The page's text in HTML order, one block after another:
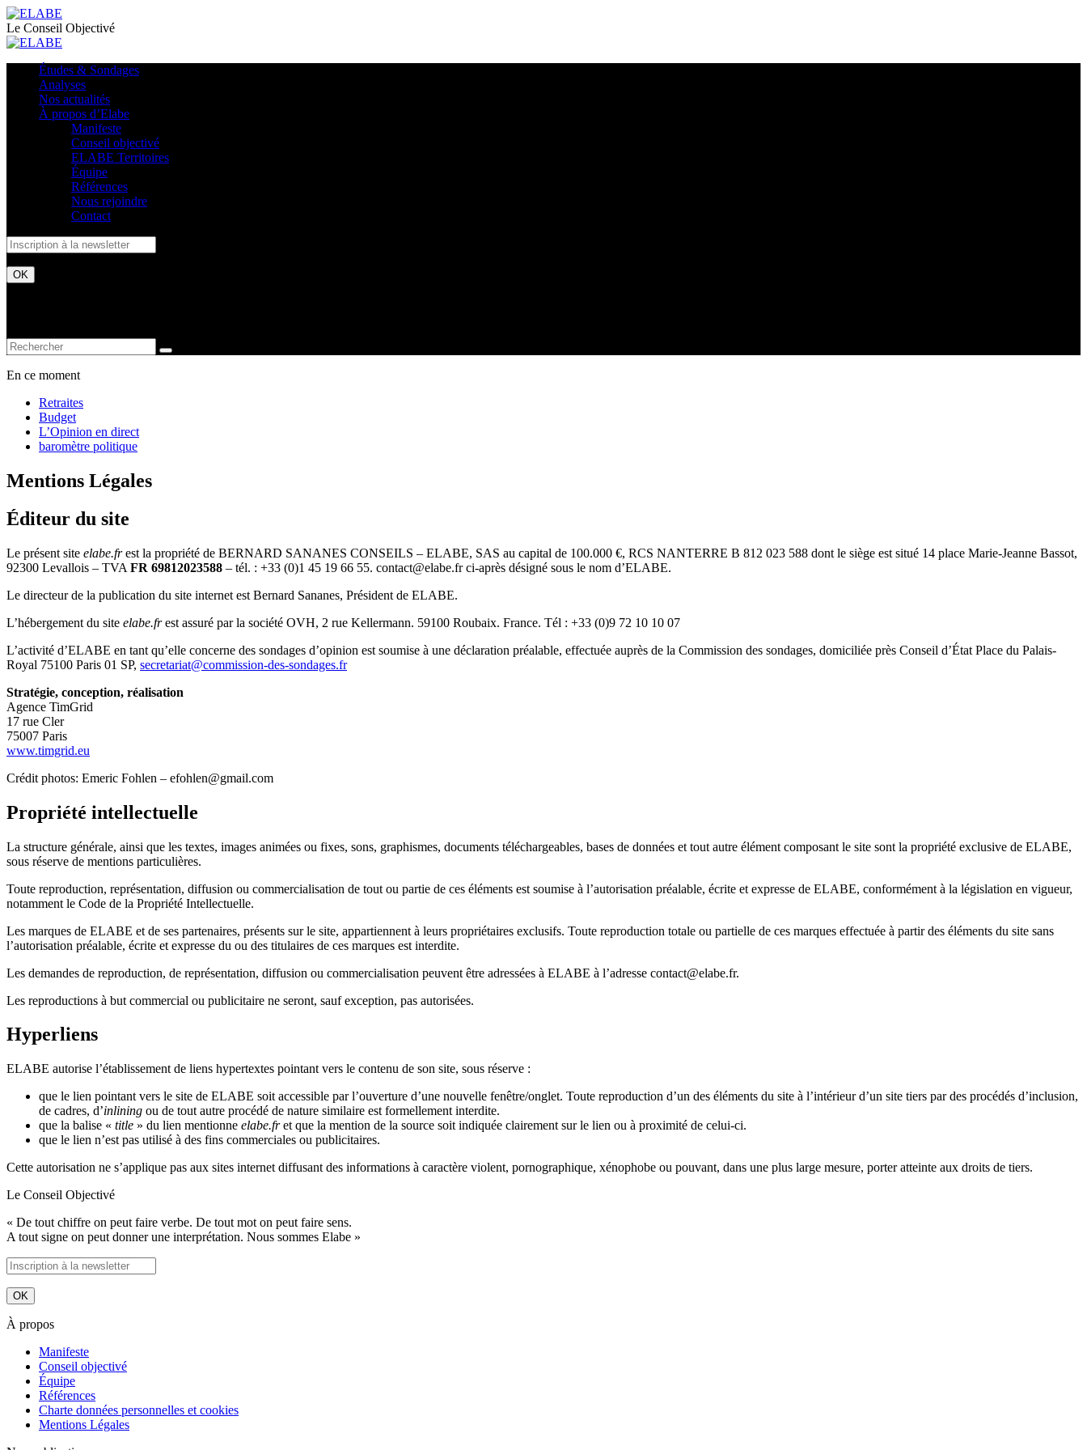
Le Conseil Objectivé
Études & Sondages
Analyses
Nos actualités
À propos d’Elabe
Manifeste
Conseil objectivé
ELABE Territoires
Équipe
Références
Nous rejoindre
Contact
En ce moment
Retraites
Budget
L’Opinion en direct
baromètre politique
Mentions Légales
Éditeur du site
Le présent site elabe.frest la propriété de BERNARD SANANES CONSEILS – ELABE, SAS au capital de 100.000 €, RCS NANTERRE B 812 023 588 dont le siège est situé 14 place Marie-Jeanne Bassot,
92300 Levallois – TVA FR 69812023588 – tél. : +33 (0)1 45 19 66 55. contact@elabe.fr ci-après désigné sous le nom d’ELABE.
Le directeur de la publication du site internet est Bernard Sananes, Président de ELABE.
L’hébergement du site elabe.frest assuré par la société OVH, 2 rue Kellermann. 59100 Roubaix. France. Tél : +33 (0)9 72 10 10 07
L’activité d’ELABE en tant qu’elle concerne des sondages d’opinion est soumise à une déclaration préalable, effectuée auprès de la Commission des sondages, domiciliée près Conseil d’État Place du Palais-
Royal 75100 Paris 01 SP, secretariat@commission-des-sondages.fr
Stratégie, conception, réalisation
Agence TimGrid
17 rue Cler
75007 Paris
www.timgrid.eu
Crédit photos: Emeric Fohlen – efohlen@gmail.com
Propriété intellectuelle
La structure générale, ainsi que les textes, images animées ou fixes, sons, graphismes, documents téléchargeables, bases de données et tout autre élément composant le site sont la propriété exclusive de ELABE,
sous réserve de mentions particulières.
Toute reproduction, représentation, diffusion ou commercialisation de tout ou partie de ces éléments est soumise à l’autorisation préalable, écrite et expresse de ELABE, conformément à la législation en vigueur,
notamment le Code de la Propriété Intellectuelle.
Les marques de ELABE et de ses partenaires, présents sur le site, appartiennent à leurs propriétaires exclusifs. Toute reproduction totale ou partielle de ces marques effectuée à partir des éléments du site sans
l’autorisation préalable, écrite et expresse du ou des titulaires de ces marques est interdite.
Les demandes de reproduction, de représentation, diffusion ou commercialisation peuvent être adressées à ELABE à l’adresse contact@elabe.fr.
Les reproductions à but commercial ou publicitaire ne seront, sauf exception, pas autorisées.
Hyperliens
ELABE autorise l’établissement de liens hypertextes pointant vers le contenu de son site, sous réserve :
que le lien pointant vers le site de ELABE soit accessible par l’ouverture d’une nouvelle fenêtre/onglet. Toute reproduction d’un des éléments du site à l’intérieur d’un site tiers par des procédés d’inclusion,
de cadres, d’inlining ou de tout autre procédé de nature similaire est formellement interdite.
que la balise « title » du lien mentionne elabe.fret que la mention de la source soit indiquée clairement sur le lien ou à proximité de celui-ci.
que le lien n’est pas utilisé à des fins commerciales ou publicitaires.
Cette autorisation ne s’applique pas aux sites internet diffusant des informations à caractère violent, pornographique, xénophobe ou pouvant, dans une plus large mesure, porter atteinte aux droits de tiers.
Le Conseil Objectivé
« De tout chiffre on peut faire verbe. De tout mot on peut faire sens.
A tout signe on peut donner une interprétation. Nous sommes Elabe »
À propos
Manifeste
Conseil objectivé
Équipe
Références
Charte données personnelles et cookies
Mentions Légales